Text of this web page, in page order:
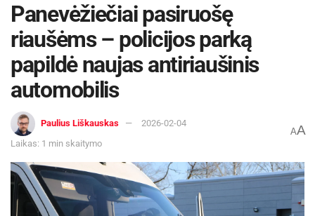
NATO kovinė grupė tapo sudėtine Lietuvoje dislokuotos Vokietijos brigados
2025 m. vasario 5 d. NATO priešakinių pajėgų
bataliono kovinė grupė pervadinta į NATO
Panevėžiečiai pasiruošę
riaušėms – policijos parką
papildė naujas antiriaušinis
automobilis
Paulius Liškauskas
2026-02-04
Laikas: 1 min skaitymo
AA